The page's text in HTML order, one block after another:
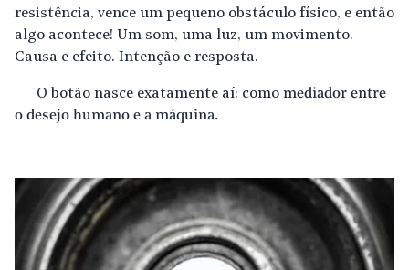
resistência, vence um pequeno obstáculo físico, e então
algo acontece! Um som, uma luz, um movimento.
Causa e efeito. Intenção e resposta.
O botão nasce exatamente aí: como mediador entre
o desejo humano e a máquina.